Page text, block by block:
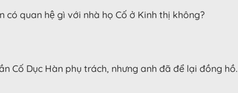
quan hệ gì với nhà họ Cố ở Kinh thị không?
Cố Dục Hàn phụ trách, nhưng anh đã để lại đồng hồ.